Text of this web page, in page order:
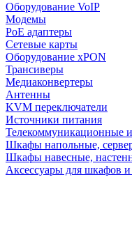
Оборудование VoIP
Модемы
PoE адаптеры
Сетевые карты
Оборудование xPON
Трансиверы
Медиаконвертеры
Антенны
KVM переключатели
Источники питания
Телекоммуникационные
Шкафы напольные,
Шкафы навесные,
Аксессуары для шкафов и